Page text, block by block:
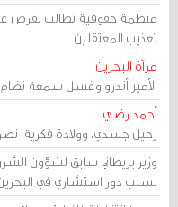
منظمة حقوقية تطالب بفرض
تعذيب المعتقلين
مرآة البحرين
الأمير أندرو وغسل سمعة نظام
أحمد رضي
رحيل جسدي، وولادة فكرية: نصر
وزير بريطاني سابق لشؤون
بسبب دور استشاري في